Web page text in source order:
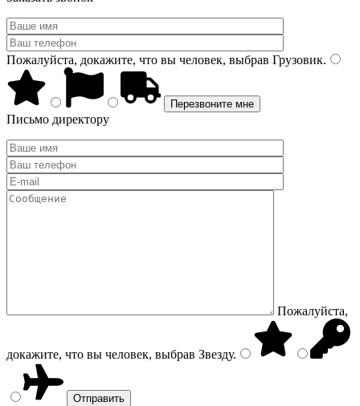
Пожалуйста, докажите, что вы человек, выбрав Грузовик.
Письмо директору
Пожалуйста,
докажите, что вы человек, выбрав Звезду.